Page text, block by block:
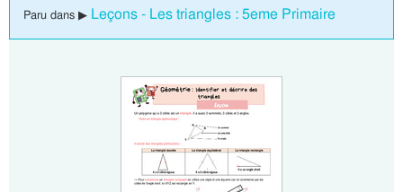
Paru dans ▶ Leçons - Les triangles : 5eme Primaire